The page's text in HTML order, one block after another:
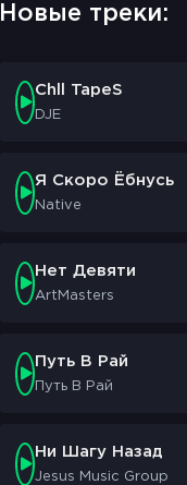
Он помог мне в 100-й
Я только проснулся
(Микрофону)
Он помог мне в 100-
Если бы не он то
Новые треки:
Chll TapeS
DJE
Я Скоро Ёбнусь
Native
Нет Девяти
ArtMasters
Путь В Рай
Путь В Рай
Ни Шагу Назад
Jesus Music Group